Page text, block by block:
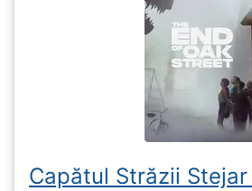
Capătul Străzii